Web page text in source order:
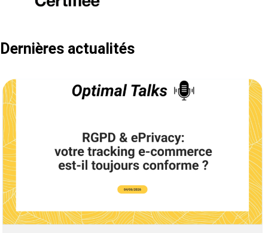
Dernières actualités